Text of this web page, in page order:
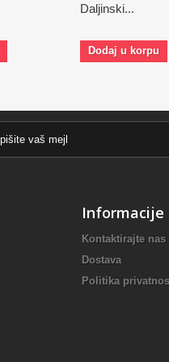
Daljinski...
Dodaj u korpu
Informacije
Kontaktirajte nas
Dostava
Politika